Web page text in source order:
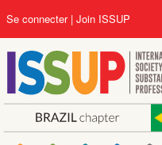
au
contenu
principal
User
account
menu
Se connecter Join ISSUP